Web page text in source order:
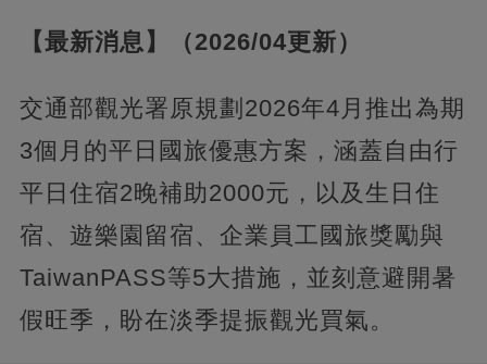
【最新消息】（2026/04更新）
交通部觀光署原規劃2026年4月推出為期
3個月的平日國旅優惠方案，涵蓋自由行
平日住宿2晚補助2000元，以及生日住
宿、遊樂園留宿、企業員工國旅獎勵與
TaiwanPASS等5大措施，並刻意避開暑
假旺季，盼在淡季提振觀光買氣。